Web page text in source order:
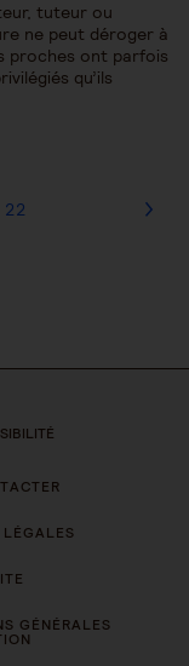
tuteur ou
ne peut déroger à
proches ont parfois
qu’ils
22
GÉNÉRALES